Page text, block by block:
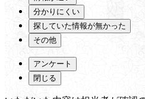
分かりにくい
探していた情報が無かった
その他
アンケート
閉じる